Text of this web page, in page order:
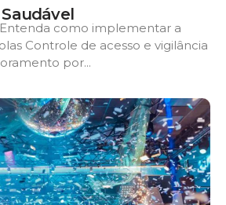
como implementar a
Controle de acesso e vigilância
por...